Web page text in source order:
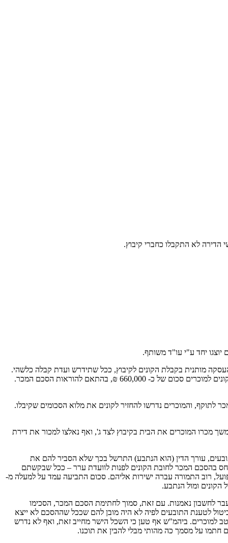
לא התקבלו כחברי קיבוץ.
יחד ע"י עו"ד משותף.
מותנית בקבלת הקונים לקיבוץ, ככל שתידרש ועדת קבלה כלשהי.
כמו כן, ככל שהקונים לא יתקבלו לקיבוץ, יוחזרו הסכומים ששולמו על ידי הקונים למוכרים. הסכם המכר נחתם, המקדמה שולמה, ובהמשך אף העבירו הקונים למוכרים סכום של כ- 660,000 ₪, בהתאם להוראות הסכם המכר.
והמוכרים נדרשו להחזיר לקונים את מלוא הסכומים שקיבלו.
המוכרים את הבית בקיבוץ לצד ג', ואף נאלצו למכור את דירת
עורך הדין (הוא הנתבע) התרשל בכך שלא הסביר להם את
בהסכם המכר לחובת הקונים לפנות לוועדת ערר – ככל שבקשתם
רוב התמורה עברה ישירות אליהם. סכום התביעה עמד על למעלה מ-
לחשבון נאמנות. עם זאת, סמוך לחתימת הסכם המכר, הסכימו
לטענת התובעים לפיה לא היה מובן להם שככל שההסכם לא ייצא
למוכרים. ביהמ"ש אף טען כי השכל הישר מחייב זאת, ואף לא נדרש
על מסמך כה מהותי מבלי להבין את תוכנו.